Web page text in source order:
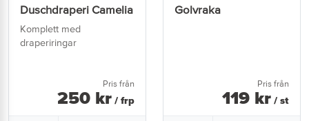
Duschdraperi Camelia
Komplett med
draperiringar
Pris från
250 kr / frp
Golvraka
Pris från
119 kr / st